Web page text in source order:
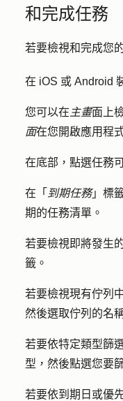
和完成任務
若要檢視和完成您
在 iOS 或 Android
您可以在 主畫面上
面在您開啟應用程
在底部，點選任務
在「 到期任務」標
期的任務清單。
若要檢視即將發生
籤。
若要檢視現有佇列
然後選取佇列的名
若要依特定類型篩
型 ，然後點選您要
若要依到期日或優